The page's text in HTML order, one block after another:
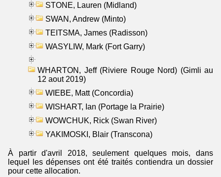
STONE, Lauren (Midland)
SWAN, Andrew (Minto)
TEITSMA, James (Radisson)
WASYLIW, Mark (Fort Garry)
WHARTON, Jeff (Riviere Rouge Nord) (Gimli au
12 aout 2019)
WIEBE, Matt (Concordia)
WISHART, Ian (Portage la Prairie)
WOWCHUK, Rick (Swan River)
YAKIMOSKI, Blair (Transcona)
À partir d'avril 2018, seulement quelques mois, dans
lequel les dépenses ont été traités contiendra un dossier
pour cette allocation.